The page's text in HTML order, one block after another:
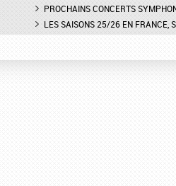
PROCHAINS CONCERTS
LES SAISONS 25/26 EN FRANCE,